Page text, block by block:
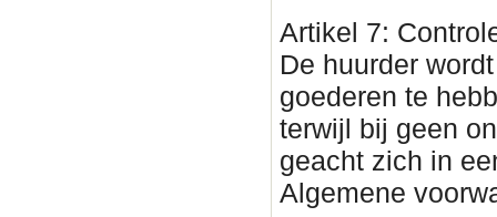
Artikel 7:
De huurder
goederen te
terwijl bij geen
geacht zich in
Algemene